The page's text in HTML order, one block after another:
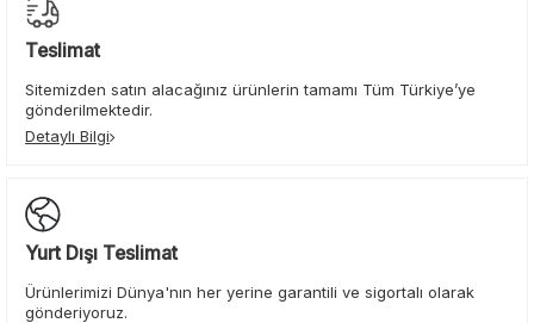
Teslimat
Sitemizden satın alacağınız ürünlerin tamamı Tüm Türkiye’ye
gönderilmektedir.
Detaylı Bilgi
Yurt Dışı Teslimat
Ürünlerimizi Dünya'nın her yerine garantili ve sigortalı olarak
gönderiyoruz.